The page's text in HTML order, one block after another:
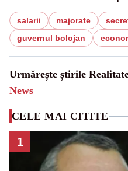
salarii majorate
guvernul bolojan
Urmărește știrile
News
CELE MAI CITITE
1